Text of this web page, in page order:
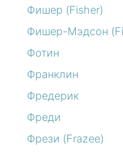
Фишер (Fisher)
Фишер-Мэдсон
Фотин
Франклин
Фредерик
Фреди
Фрези (Frazee)